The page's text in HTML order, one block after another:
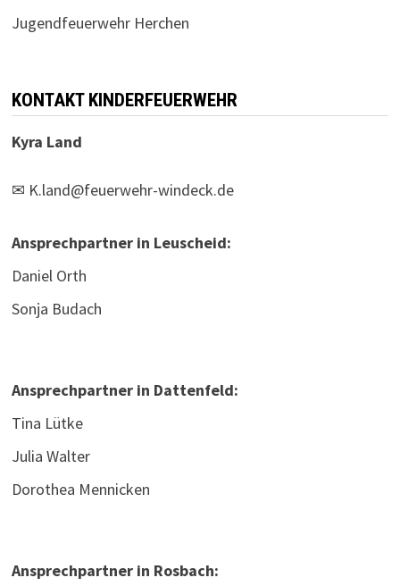
Jugendfeuerwehr Herchen
KONTAKT KINDERFEUERWEHR
Kyra Land
✉ K.land@feuerwehr-windeck.de
Ansprechpartner in Leuscheid:
Daniel Orth
Sonja Budach
Ansprechpartner in Dattenfeld:
Tina Lütke
Julia Walter
Dorothea Mennicken
Ansprechpartner in Rosbach: